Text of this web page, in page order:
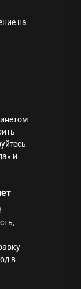
на
и
в